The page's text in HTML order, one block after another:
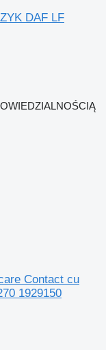
DAF LF
Contact cu
1929150